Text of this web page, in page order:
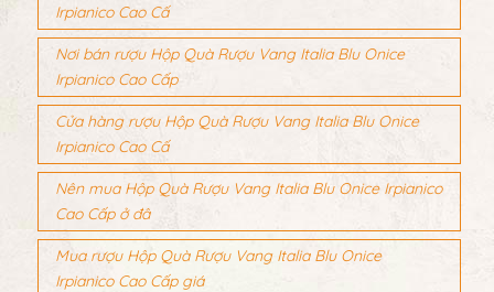
Irpianico Cao Cấ
Nơi bán rượu Hộp Quà Rượu Vang Italia Blu Onice
Irpianico Cao Cấp
Cửa hàng rượu Hộp Quà Rượu Vang Italia Blu Onice
Irpianico Cao Cấ
Nên mua Hộp Quà Rượu Vang Italia Blu Onice Irpianico
Cao Cấp ở đâ
Mua rượu Hộp Quà Rượu Vang Italia Blu Onice
Irpianico Cao Cấp giá